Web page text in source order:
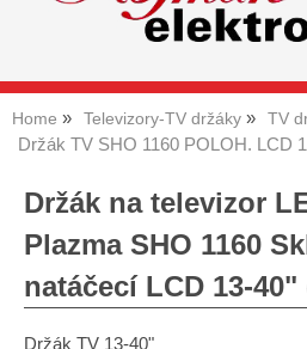
Home Televizory-TV držáky TV
Držák TV SHO 1160 POLOH. LCD
Držák na televizor
Plazma SHO 1160
natáčecí LCD 13-40"
Držák TV 13-40"